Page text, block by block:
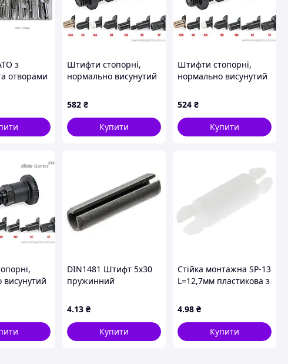
з
отворами
60 шт
Штифти стопорні,
нормально висунутий
наконечники GN
81700-8-12-CK-SE-ST
582 ₴
Купити
Штифти стопорні,
нормально висунутий
наконечники GN
81700-5-8-CK-SD-ST
524 ₴
Купити
GN
SF-ST
DIN1481 Штифт 5х30
пружинний
розрізний, сталь без
покриття
4.13 ₴
Купити
Стійка монтажна SP-13
L=12,7мм пластикова з
4.98 ₴
Купити